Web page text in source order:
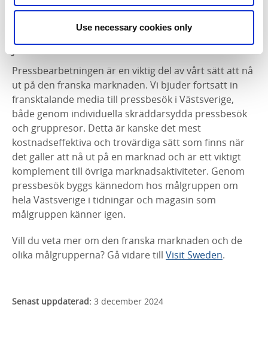
Use necessary cookies only
Journalister
Pressbearbetningen är en viktig del av vårt sätt att nå
ut på den franska marknaden. Vi bjuder fortsatt in
fransktalande media till pressbesök i Västsverige,
både genom individuella skräddarsydda pressbesök
och gruppresor. Detta är kanske det mest
kostnadseffektiva och trovärdiga sätt som finns när
det gäller att nå ut på en marknad och är ett viktigt
komplement till övriga marknadsaktiviteter. Genom
pressbesök byggs kännedom hos målgruppen om
hela Västsverige i tidningar och magasin som
målgruppen känner igen.
Vill du veta mer om den franska marknaden och de
olika målgrupperna? Gå vidare till Visit Sweden.
Senast uppdaterad: 3 december 2024